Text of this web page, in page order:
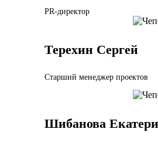
PR-директор
Терехин Сергей
Старший менеджер проектов
Шибанова